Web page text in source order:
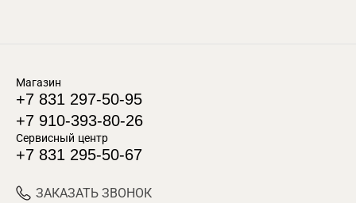
Магазин
+7 831 297-50-95
+7 910-393-80-26
Сервисный центр
+7 831 295-50-67
ЗАКАЗАТЬ ЗВОНОК